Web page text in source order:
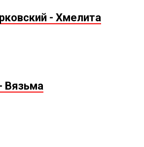
- Хмелита
Вязьма